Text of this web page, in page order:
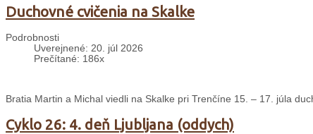
Duchovné cvičenia na Skalke
Podrobnosti
Uverejnené: 20. júl 2026
Prečítané: 186x
Bratia Martin a Michal viedli na Skalke pri Trenčíne 15. – 17. júla
Cyklo 26: 4. deň Ljubljana (oddych)